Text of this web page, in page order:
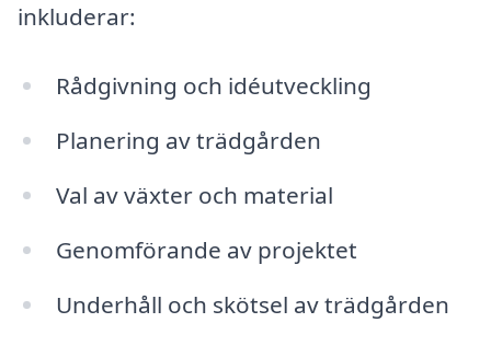
inkluderar:
Rådgivning och idéutveckling
Planering av trädgården
Val av växter och material
Genomförande av projektet
Underhåll och skötsel av trädgården